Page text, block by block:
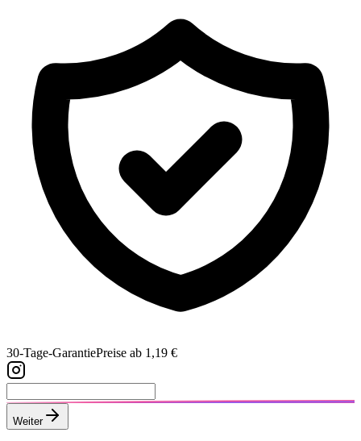
30-Tage-GarantiePreise ab 1,19 €
Weiter